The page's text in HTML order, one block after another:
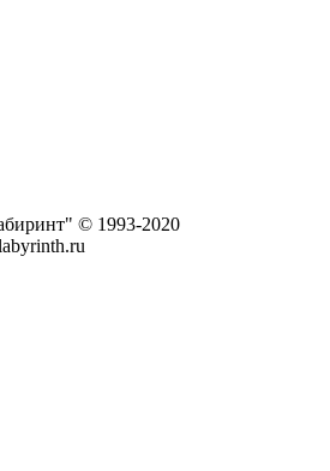
© 1993-2020